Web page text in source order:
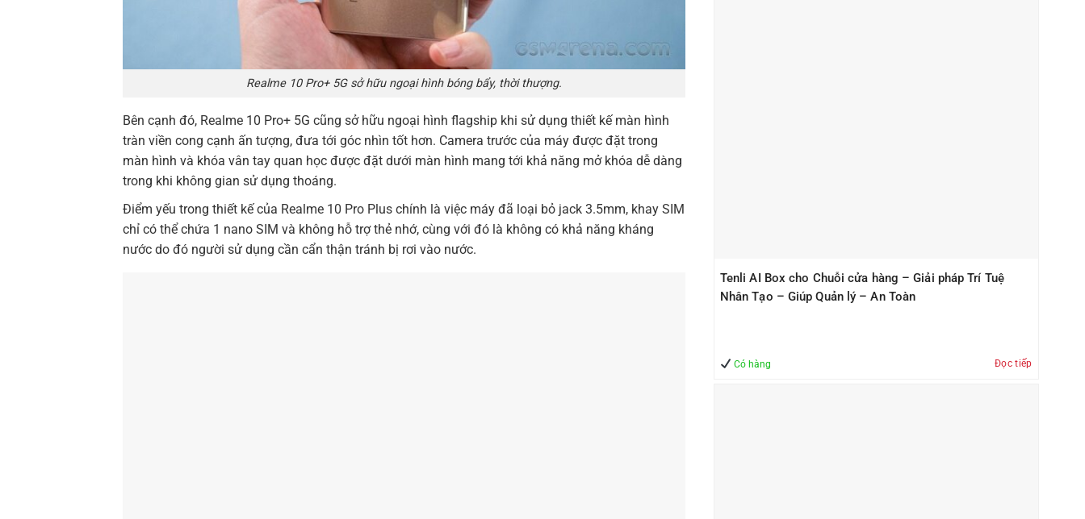
Realme 10 Pro+ 5G sở hữu ngoại hình bóng bẩy, thời thượng.
Bên cạnh đó, Realme 10 Pro+ 5G cũng sở hữu ngoại hình flagship khi sử dụng thiết kế màn hình
tràn viền cong cạnh ấn tượng, đưa tới góc nhìn tốt hơn. Camera trước của máy được đặt trong
màn hình và khóa vân tay quan học được đặt dưới màn hình mang tới khả năng mở khóa dễ dàng
trong khi không gian sử dụng thoáng.
Điểm yếu trong thiết kế của Realme 10 Pro Plus chính là việc máy đã loại bỏ jack 3.5mm, khay SIM
chỉ có thể chứa 1 nano SIM và không hỗ trợ thẻ nhớ, cùng với đó là không có khả năng kháng
nước do đó người sử dụng cần cẩn thận tránh bị rơi vào nước.
Tenli AI Box cho Chuỗi cửa hàng – Giải pháp Trí Tuệ
Nhân Tạo – Giúp Quản lý – An Toàn
Có hàng Đọc tiếp